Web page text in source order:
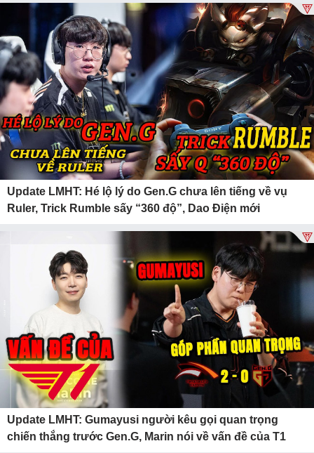
Update LMHT: Hé lộ lý do Gen.G chưa lên tiếng về vụ
Ruler, Trick Rumble sấy “360 độ”, Dao Điện mới
Update LMHT: Gumayusi người kêu gọi quan trọng
chiến thắng trước Gen.G, Marin nói về vấn đề của T1